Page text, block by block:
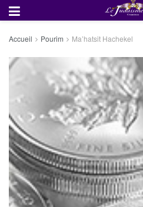
Accueil Pourim Ma’hatsit Hachekel